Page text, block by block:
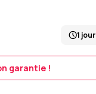
1 jour
garantie !